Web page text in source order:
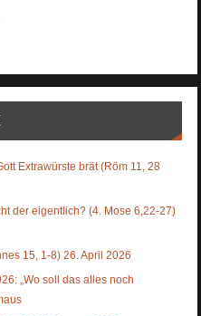
Extrawürste brät (Röm 11, 28
der eigentlich? (4. Mose 6,22-27)
15, 1-8) 26. April 2026
„Wo soll das alles noch